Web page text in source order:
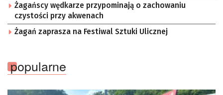
Żagańscy wędkarze przypominają o zachowaniu
czystości przy akwenach
Żagań zaprasza na Festiwal Sztuki Ulicznej
popularne